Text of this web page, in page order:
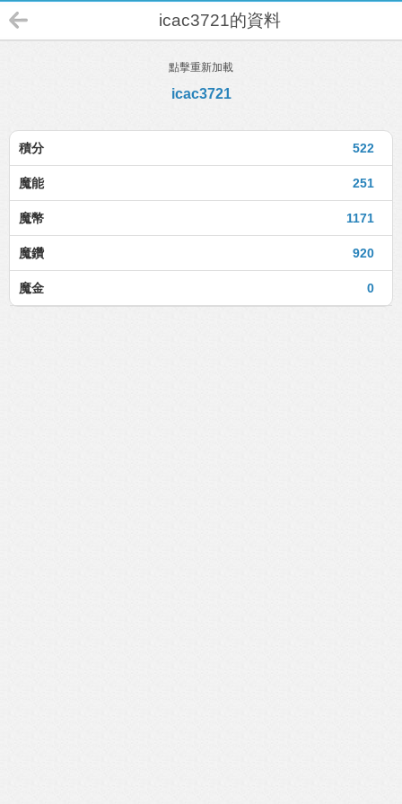
icac3721的資料
點擊重新加載
icac3721
522
積分
251
魔能
1171
魔幣
920
魔鑽
0
魔金